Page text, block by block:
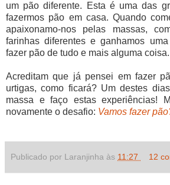
um pão diferente. Esta é uma das
fazermos pão em casa. Quando
apaixonamo-nos pelas massas,
farinhas diferentes e ganhamos
fazer pão de tudo e mais alguma coisa.
Acreditam que já pensei em fazer
urtigas, como ficará? Um destes
massa e faço estas experiências!
novamente o desafio: Vamos fazer
Publicado por Laranjinha às 11:27 12